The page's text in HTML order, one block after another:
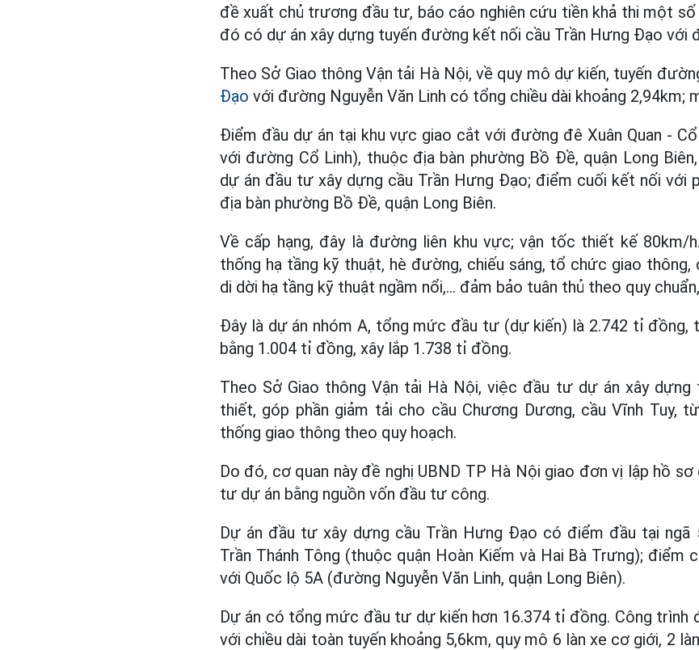
đề xuất chủ trương đầu tư, báo cáo nghiên cứu tiền khả thi một số
đó có dự án xây dựng tuyến đường kết nối cầu Trần Hưng Đạo với
Theo Sở Giao thông Vận tải Hà Nội, về quy mô dự kiến, tuyến
Đạo với đường Nguyễn Văn Linh có tổng chiều dài khoảng 2,94km;
Điểm đầu dự án tại khu vực giao cắt với đường đê Xuân Quan -
với đường Cổ Linh), thuộc địa bàn phường Bồ Đề, quận Long
dự án đầu tư xây dựng cầu Trần Hưng Đạo; điểm cuối kết nối với
địa bàn phường Bồ Đề, quận Long Biên.
Về cấp hạng, đây là đường liên khu vực; vận tốc thiết kế 80km/
thống hạ tầng kỹ thuật, hè đường, chiếu sáng, tổ chức giao thông,
di dời hạ tầng kỹ thuật ngầm nổi,... đảm bảo tuân thủ theo quy
Đây là dự án nhóm A, tổng mức đầu tư (dự kiến) là 2.742 tỉ đồng,
bằng 1.004 tỉ đồng, xây lắp 1.738 tỉ đồng.
Theo Sở Giao thông Vận tải Hà Nội, việc đầu tư dự án xây dựng
thiết, góp phần giảm tải cho cầu Chương Dương, cầu Vĩnh Tuy,
thống giao thông theo quy hoạch.
Do đó, cơ quan này đề nghị UBND TP Hà Nội giao đơn vị lập hồ
tư dự án bằng nguồn vốn đầu tư công.
Dự án đầu tư xây dựng cầu Trần Hưng Đạo có điểm đầu tại ngã
Trần Thánh Tông (thuộc quận Hoàn Kiếm và Hai Bà Trưng); điểm
với Quốc lộ 5A (đường Nguyễn Văn Linh, quận Long Biên).
Dự án có tổng mức đầu tư dự kiến hơn 16.374 tỉ đồng. Công trình
với chiều dài toàn tuyến khoảng 5,6km, quy mô 6 làn xe cơ giới, 2